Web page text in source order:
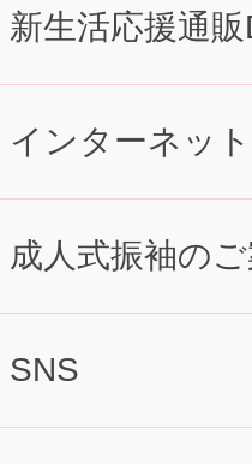
新生活応援通
インターネッ
成人式振袖の
SNS